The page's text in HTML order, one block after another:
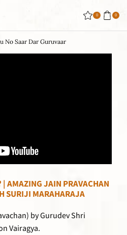
0 0
No Saar Dar Guruvaar
JAIN PRAVACHAN
SURIJI MARAHARAJA
by Gurudev Shri
Vairagya.